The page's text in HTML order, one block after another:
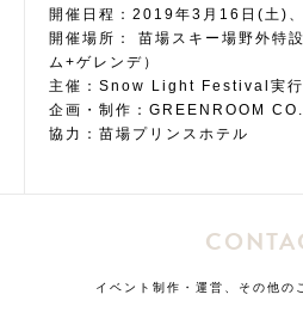
開催日程：2019年3月16日(土)
開催場所： 苗場スキー場野外特
ム+ゲレンデ）
主催：Snow Light Festival実行
企画・制作：GREENROOM CO.
協力：苗場プリンスホテル
イベント制作・運営、その他の